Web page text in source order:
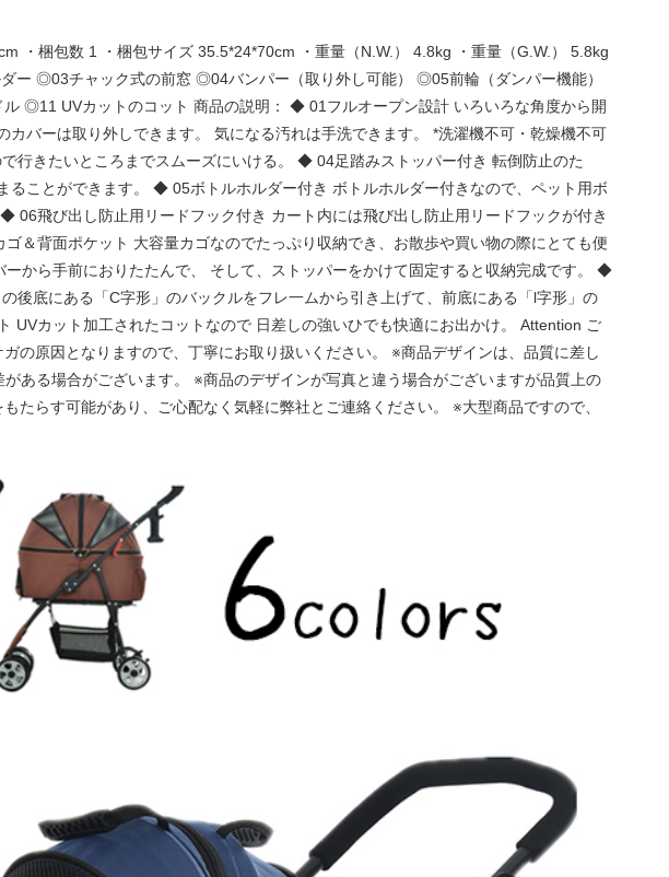
・梱包数 1 ・梱包サイズ 35.5*24*70cm ・重量（N.W.） 4.8kg ・重量（G.W.） 5.8kg
ー ◎03チャック式の前窓 ◎04バンパー（取り外し可能） ◎05前輪（ダンパー機能）
UVカットのコット 商品の説明： ◆ 01フルオープン設計 いろいろな角度から開
バーは取り外しできます。 気になる汚れは手洗できます。 *洗濯機不可・乾燥機不可
行きたいところまでスムーズにいける。 ◆ 04足踏みストッパー付き 転倒防止のた
ことができます。 ◆ 05ボトルホルダー付き ボトルホルダー付きなので、ペット用ボ
06飛び出し防止用リードフック付き カート内には飛び出し防止用リードフックが付き
＆背面ポケット 大容量カゴなのでたっぷり収納でき、お散歩や買い物の際にとても便
から手前におりたたんで、 そして、ストッパーをかけて固定すると収納完成です。 ◆
後底にある「C字形」のバックルをフレ一ムから引き上げて、前底にある「l字形」の
カット加工されたコットなので 日差しの強いひでも快適にお出かけ。 Attention ご
の原因となりますので、丁寧にお取り扱いください。 ※商品デザインは、品質に差し
ある場合がございます。 ※商品のデザインが写真と違う場合がございますが品質上の
らす可能があり、ご心配なく気軽に弊社とご連絡ください。 ※大型商品ですので、